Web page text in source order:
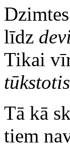
līdz
Tikai
Tā kā
tiem